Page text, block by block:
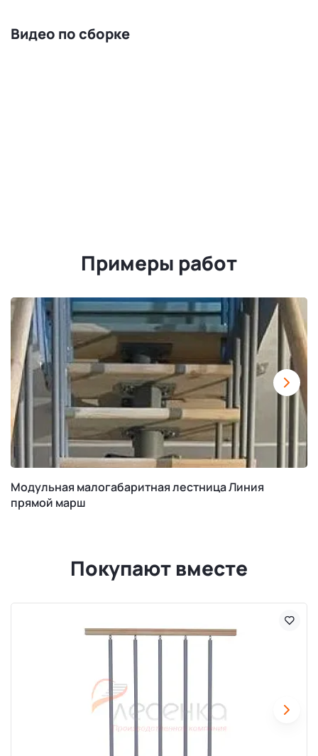
Видео по сборке
Примеры работ
Модульная малогабаритная лестница Линия
прямой марш
Покупают вместе